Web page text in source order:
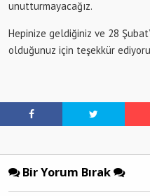
unutturmayacağız.
Hepinize geldiğiniz ve 28
olduğunuz için teşekkür
Bir Yorum Bırak